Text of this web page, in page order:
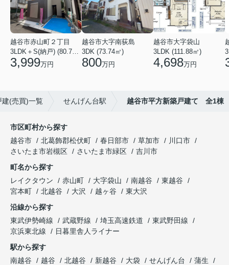
越谷市赤山町２丁目
3,999万円
越谷市大字南荻島
3DK (73.74㎡)
800万円
越谷市大字袋山
3LDK (111.88㎡)
4,698万円
建(売買)一覧 せんげん台駅 越谷市平方新築戸建て 全1棟
市区町村から探す
越谷市
北葛飾郡松伏町 春日部市 草加市
川口市
さいたま市岩槻区
さいたま市緑区
吉川市
町名から探す
レイクタウン
赤山町 大字袋山 南越谷
東越谷
宮本町
北越谷 大沢 越ヶ谷
東大沢
沿線から探す
東武伊勢崎線
武蔵野線 埼玉高速鉄道
東武野田線
京浜東北線
日暮里舎人ライナー
駅から探す
南越谷
越谷 北越谷 新越谷 大袋 せんげん台
蒲生